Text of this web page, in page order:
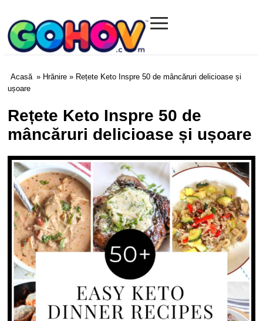
Gohov.com
≡
Acasă » Hrănire » Rețete Keto Inspre 50 de mâncăruri delicioase și
ușoare
Rețete Keto Inspre 50 de
mâncăruri delicioase și ușoare